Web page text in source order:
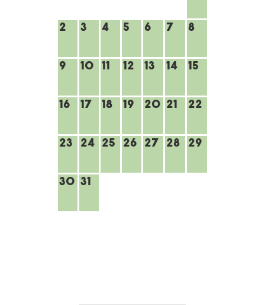
2 3 4 5 6 7 8
9 10 11 12 13 14 15
16 17 18 19 20 21 22
23 24 25 26 27 28 29
30 31